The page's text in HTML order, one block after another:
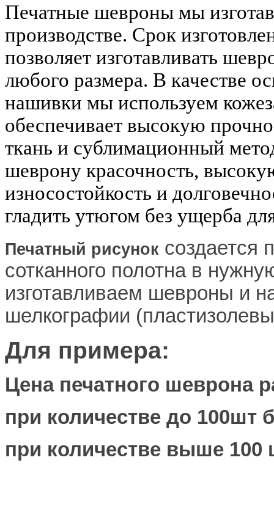
Печатные шевроны мы
производстве. Срок
позволяет изготавливать
любого размера. В качестве
нашивки мы используем
обеспечивает высокую
ткань и сублимационный
шеврону красочность,
износостойкость и
гладить утюгом без ущерба
Печатный рисунок создается
сотканного полотна в
изготавливаем шевроны и
шелкографии
Для примера:
Цена печатного шеврона
при количестве до 100шт
при количестве выше 100